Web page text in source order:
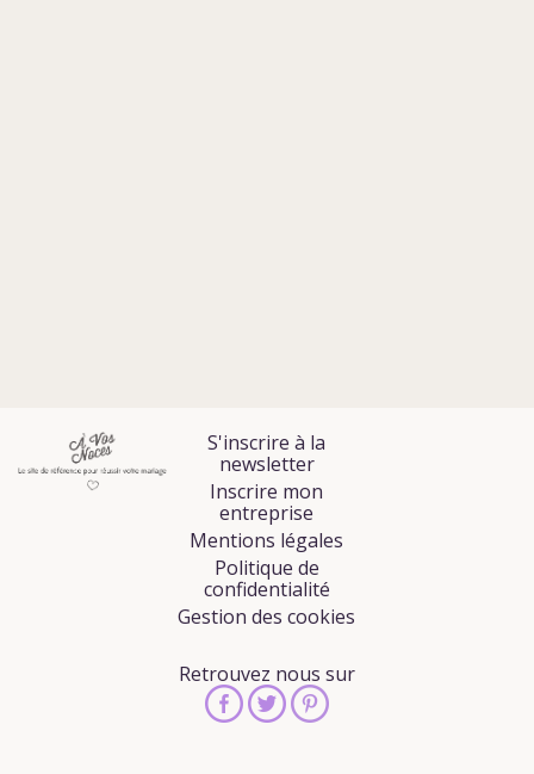
S'inscrire à la
newsletter
Inscrire mon
entreprise
Mentions légales
Politique de
confidentialité
Gestion des cookies
Retrouvez nous sur